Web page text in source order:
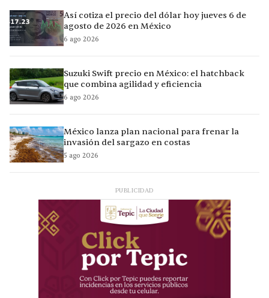
Así cotiza el precio del dólar hoy jueves 6 de
agosto de 2026 en México
6 ago 2026
Suzuki Swift precio en México: el hatchback
que combina agilidad y eficiencia
6 ago 2026
México lanza plan nacional para frenar la
invasión del sargazo en costas
5 ago 2026
PUBLICIDAD